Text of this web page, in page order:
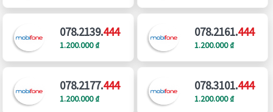
078.2139.444
1.200.000 ₫
078.2161.444
1.200.000 ₫
078.2177.444
1.200.000 ₫
078.3101.444
1.200.000 ₫